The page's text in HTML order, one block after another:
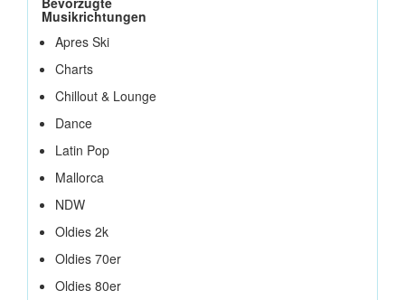
Musikrichtungen
Apres Ski
Charts
Chillout & Lounge
Dance
Latin Pop
Mallorca
NDW
Oldies 2k
Oldies 70er
Oldies 80er